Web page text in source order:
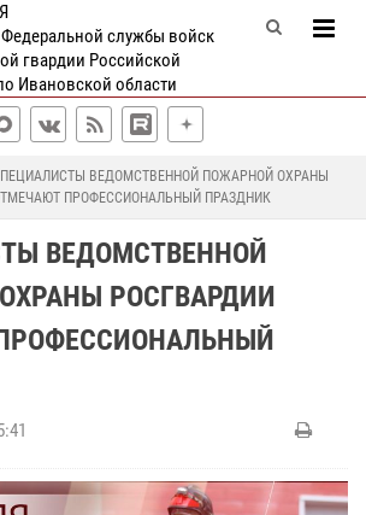
службы войск
гвардии Российской
Ивановской области
ВЕДОМСТВЕННОЙ ПОЖАРНОЙ ОХРАНЫ
ПРОФЕССИОНАЛЬНЫЙ ПРАЗДНИК
ВЕДОМСТВЕННОЙ
РОСГВАРДИИ